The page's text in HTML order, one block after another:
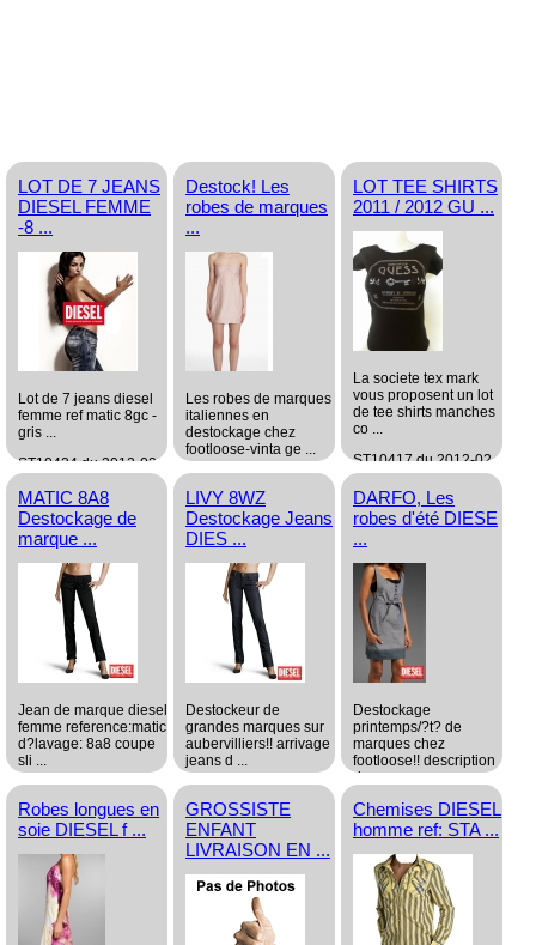
LOT DE 7 JEANS
DIESEL FEMME
-8 ...
Lot de 7 jeans diesel
femme ref matic 8gc -
gris ...
ST10424 du 2012-02-
grossiste
Habillement/Mode
Destock! Les
robes de marques
...
Les robes de marques
italiennes en
destockage chez
footloose-vinta ge ...
ST10422 du 2012-02-
07 17:11:56
grossiste
Habillement/Mode
LOT TEE SHIRTS
2011 / 2012 GU ...
La societe tex mark
vous proposent un lot
de tee shirts manches
co ...
ST10417 du 2012-02-
05 13:33:47
grossiste
Habillement/Mode
MATIC 8A8
Destockage de
marque ...
Jean de marque diesel
femme reference:matic
d?lavage: 8a8 coupe
sli ...
ST10416 du 2012-02-
02 08:21:27
grossiste
Habillement/Mode
LIVY 8WZ
Destockage Jeans
DIES ...
Destockeur de
grandes marques sur
aubervilliers!! arrivage
jeans d ...
ST10393 du 2012-01-
26 13:18:52
grossiste
Habillement/Mode
DARFO, Les
robes d'été DIESE
...
Destockage
printemps/?t? de
marques chez
footloose!! description
du ...
ST10385 du 2012-01-
20 17:11:59
grossiste
Habillement/Mode
Robes longues en
soie DIESEL f ...
GROSSISTE
ENFANT
LIVRAISON EN ...
Chemises DIESEL
homme ref: STA ...